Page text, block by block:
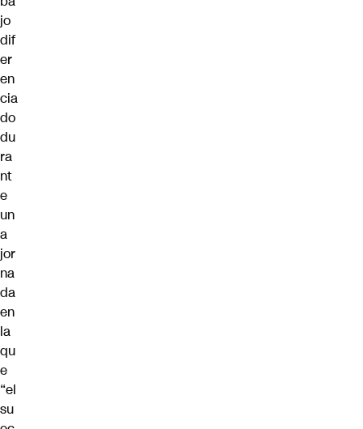
jo
dif
er
en
cia
do
du
ra
nt
e
un
a
jor
na
da
en
la
qu
e
“el
su